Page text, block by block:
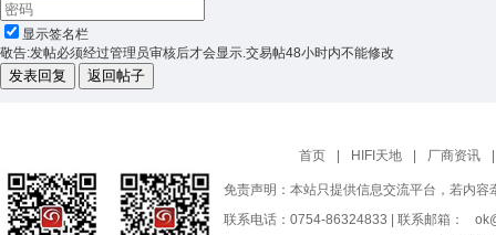
显示签名栏
敬告:发帖必须经过管理员审核后才会显示.交易帖48小时内不能修改
发表回复 返回帖子
首页 | HIFI天地 | 厂商资讯 |
免责声明：本站只提供信息交流平台，若内
联系电话：0754-86324833 | 联系邮箱：